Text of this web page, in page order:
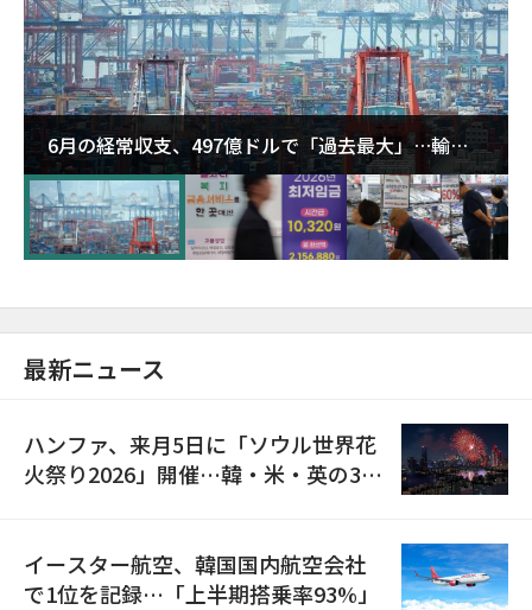
6月の経常収支、497億ドルで「過去最大」…輸出
が初の1000億ドル突破
最新ニュース
ハンファ、来月5日に「ソウル世界花
火祭り2026」開催…韓・米・英の3カ
イースター航空、韓国国内航空会社
で1位を記録…「上半期搭乗率93%」